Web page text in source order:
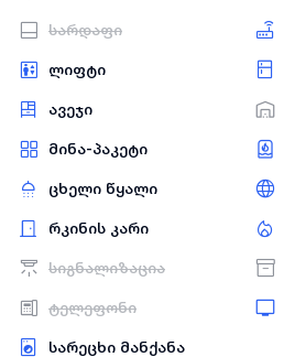
სარდაფი
ლიფტი
ავეჯი
მინა-პაკეტი
ცხელი წყალი
რკინის კარი
სიგნალიზაცია
ტელეფონი
სარეცხი მანქანა